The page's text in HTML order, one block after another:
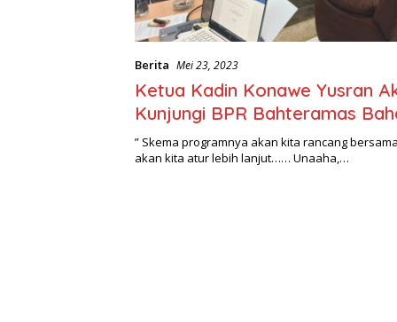
Berita Mei 23, 2023
Ketua Kadin Konawe Yusran
Kunjungi BPR Bahteramas
Kerjasama.
” Skema programnya akan kita rancang
akan kita atur lebih lanjut…… Unaaha,…